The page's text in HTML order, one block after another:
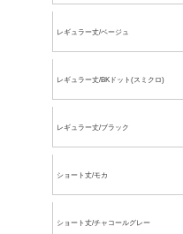
レギュラー丈/ベージュ
レギュラー丈/BKドット(スミクロ)
レギュラー丈/ブラック
ショート丈/モカ
ショート丈/チャコールグレー